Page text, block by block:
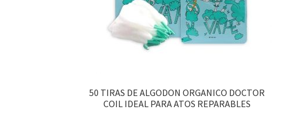
50 TIRAS DE ALGODON ORGANICO DOCTOR
COIL IDEAL PARA ATOS REPARABLES